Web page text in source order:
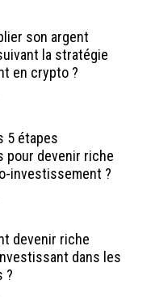
son argent
la stratégie
en crypto ?
5 étapes
pour devenir riche
investissement ?
devenir riche
dans les
?